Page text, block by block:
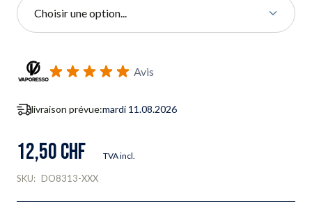
Choisir une option...
S'abonner au formulaire de notification de retour en stock
Avis
livraison prévue:mardi 11.08.2026
12,50 CHF TVA incl.
SKU: DO8313-XXX